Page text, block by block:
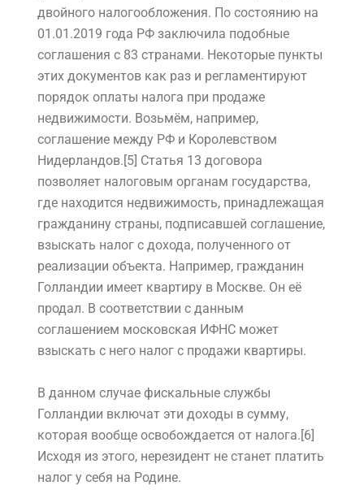
двойного налогообложения. По состоянию на
01.01.2019 года РФ заключила подобные
соглашения с 83 странами. Некоторые пункты
этих документов как раз и регламентируют
порядок оплаты налога при продаже
недвижимости. Возьмём, например,
соглашение между РФ и Королевством
Нидерландов.[5] Статья 13 договора
позволяет налоговым органам государства,
где находится недвижимость, принадлежащая
гражданину страны, подписавшей соглашение,
взыскать налог с дохода, полученного от
реализации объекта. Например, гражданин
Голландии имеет квартиру в Москве. Он её
продал. В соответствии с данным
соглашением московская ИФНС может
взыскать с него налог с продажи квартиры.
В данном случае фискальные службы
Голландии включат эти доходы в сумму,
которая вообще освобождается от налога.[6]
Исходя из этого, нерезидент не станет платить
налог у себя на Родине.